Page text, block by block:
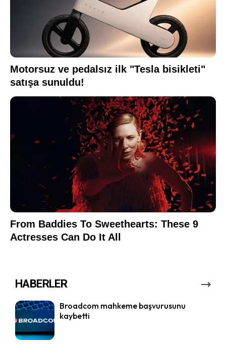
HABERLER
Broadcom mahkeme başvurusunu
kaybetti